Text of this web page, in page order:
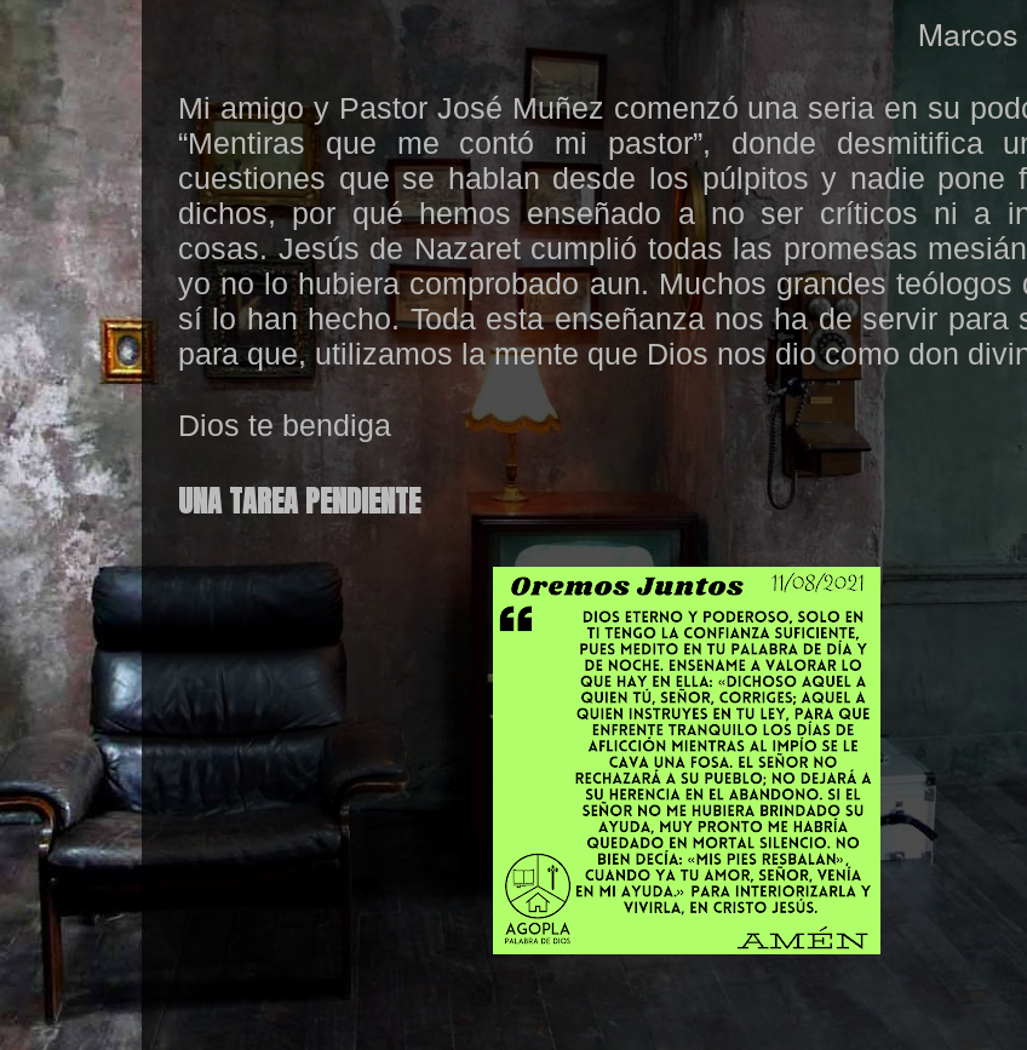
Mi amigo y Pastor José Muñez comenzó una seria en su
“Mentiras que me contó mi pastor”, donde desmitifica
cuestiones que se hablan desde los púlpitos y nadie pone
dichos, por qué hemos enseñado a no ser críticos ni a
cosas. Jesús de Nazaret cumplió todas las promesas
yo no lo hubiera comprobado aun. Muchos grandes teólogos
sí lo han hecho. Toda esta enseñanza nos ha de servir para
para que, utilizamos la mente que Dios nos dio como don
Dios te bendiga
UNA TAREA PENDIENTE